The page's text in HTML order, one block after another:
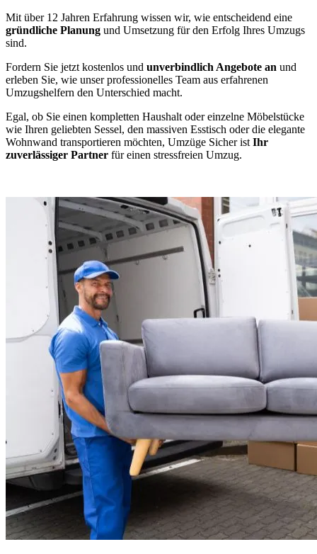
Mit über 12 Jahren Erfahrung wissen wir, wie entscheidend eine
gründliche Planung und Umsetzung für den Erfolg Ihres Umzugs
sind.
Fordern Sie jetzt kostenlos und unverbindlich Angebote an und
erleben Sie, wie unser professionelles Team aus erfahrenen
Umzugshelfern den Unterschied macht.
Egal, ob Sie einen kompletten Haushalt oder einzelne Möbelstücke
wie Ihren geliebten Sessel, den massiven Esstisch oder die elegante
Wohnwand transportieren möchten, Umzüge Sicher ist Ihr
zuverlässiger Partner für einen stressfreien Umzug.